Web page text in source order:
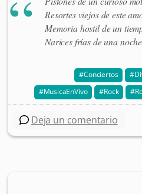
Resortes viejos de este
Memoria hostil de un
Narices frías de una
Conciertos
MusicaEnVivo
Rock
Deja un comentario